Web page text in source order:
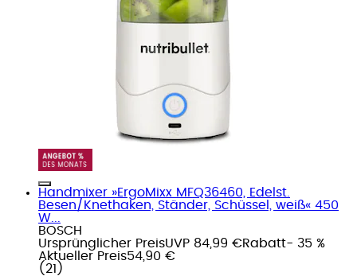
Handmixer »ErgoMixx MFQ36460, Edelst.
Besen/Knethaken, Ständer, Schüssel, weiß« 450
W...
BOSCH
Ursprünglicher PreisUVP 84,99 €Rabatt- 35 %
Aktueller Preis54,90 €
( 21 )